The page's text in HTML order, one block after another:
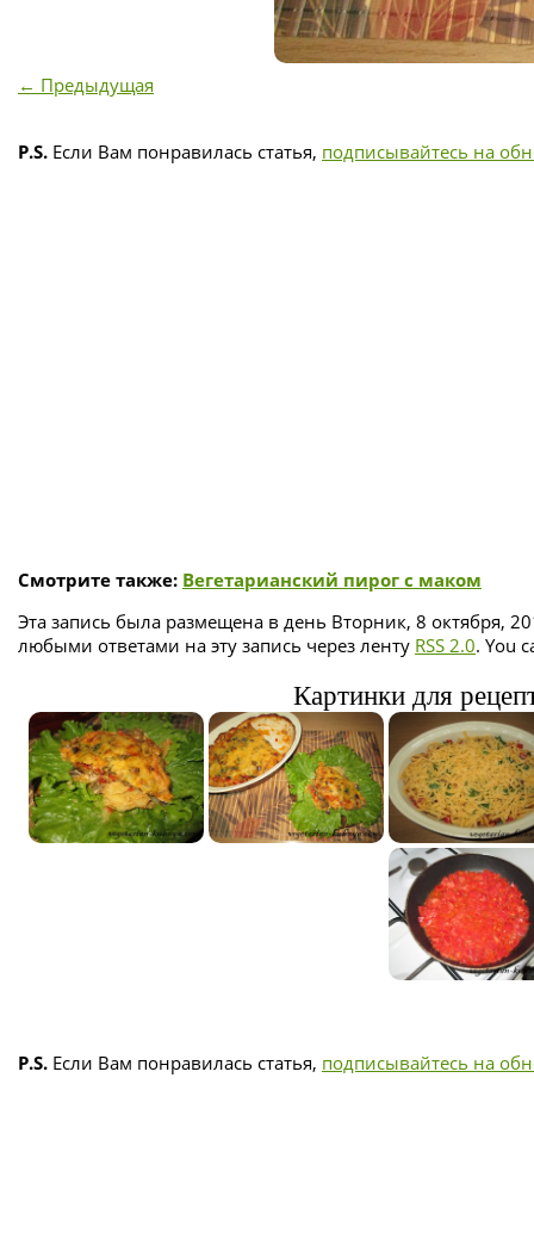
← Предыдущая
P.S. Если Вам понравилась статья, подписывайтесь на
Смотрите также: Вегетарианский пирог с маком
Эта запись была размещена в день Вторник, 8 октября,
любыми ответами на эту запись через ленту RSS 2.0. You
Картинки для
P.S. Если Вам понравилась статья, подписывайтесь на